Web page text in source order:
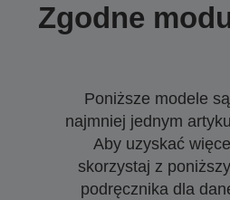
Zgodne
Poniższe modele
najmniej jednym
Aby uzyskać
skorzystaj z
podręcznika dla